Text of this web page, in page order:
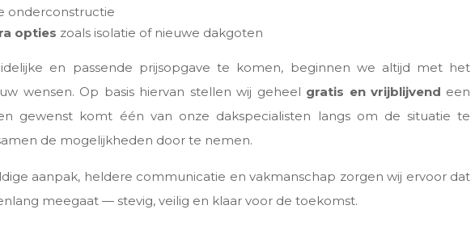
onderconstructie
opties zoals isolatie of nieuwe dakgoten
en passende prijsopgave te komen, beginnen we altijd met het
wensen. Op basis hiervan stellen wij geheel gratis en vrijblijvend een
gewenst komt één van onze dakspecialisten langs om de situatie te
de mogelijkheden door te nemen.
aanpak, heldere communicatie en vakmanschap zorgen wij ervoor dat
meegaat — stevig, veilig en klaar voor de toekomst.